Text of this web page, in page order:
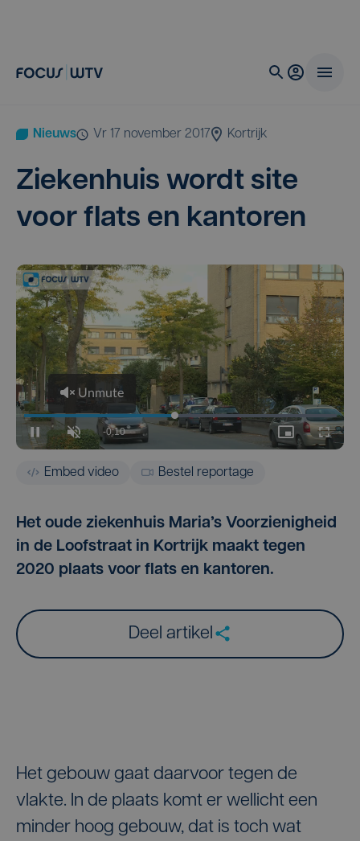
Nieuws vr 17 november 2017 Kortrijk
Zie­ken­huis wordt site
voor flats en kantoren
Embed video Bestel reportage
Het oude ziekenhuis Maria’s Voorzienigheid
in de Loofstraat in Kortrijk maakt tegen
2020 plaats voor flats en kantoren.
Deel artikel
Het gebouw gaat daarvoor tegen de
vlakte. In de plaats komt er wellicht een
minder hoog gebouw, dat is toch wat